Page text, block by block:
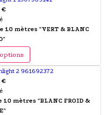
€
mètres "VERT & BLANC
€
mètres "BLANC FROID &